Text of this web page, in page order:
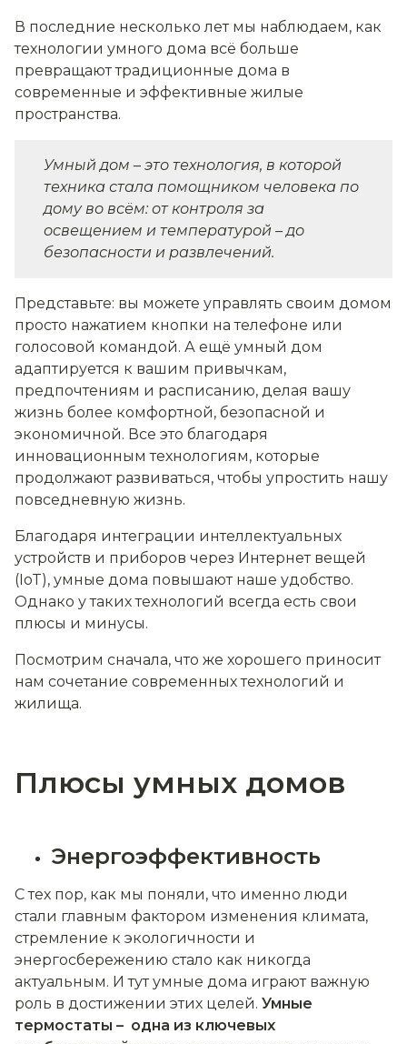
В последние несколько лет мы наблюдаем, как
технологии умного дома всё больше
превращают традиционные дома в
современные и эффективные жилые
пространства.
Умный дом – это технология, в которой
техника стала помощником человека по
дому во всём: от контроля за
освещением и температурой – до
безопасности и развлечений.
Представьте: вы можете управлять своим домом
просто нажатием кнопки на телефоне или
голосовой командой. А ещё умный дом
адаптируется к вашим привычкам,
предпочтениям и расписанию, делая вашу
жизнь более комфортной, безопасной и
экономичной. Все это благодаря
инновационным технологиям, которые
продолжают развиваться, чтобы упростить нашу
повседневную жизнь.
Благодаря интеграции интеллектуальных
устройств и приборов через Интернет вещей
(IoT), умные дома повышают наше удобство.
Однако у таких технологий всегда есть свои
плюсы и минусы.
Посмотрим сначала, что же хорошего приносит
нам сочетание современных технологий и
жилища.
Плюсы умных домов
Энергоэффективность
С тех пор, как мы поняли, что именно люди
стали главным фактором изменения климата,
стремление к экологичности и
энергосбережению стало как никогда
актуальным. И тут умные дома играют важную
роль в достижении этих целей. Умные
термостаты – одна из ключевых